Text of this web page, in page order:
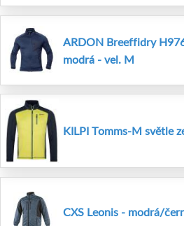
ARDON Breeffidry
modrá - vel. M
KILPI Tomms-M světle
CXS Leonis - modrá/